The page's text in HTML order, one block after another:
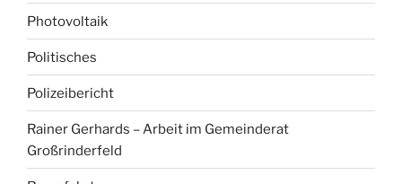
Photovoltaik
Politisches
Polizeibericht
Rainer Gerhards – Arbeit im Gemeinderat
Großrinderfeld